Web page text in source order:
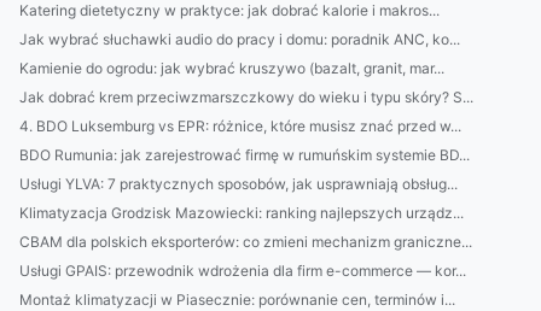
Katering dietetyczny w praktyce: jak dobrać kalorie i makros...
Jak wybrać słuchawki audio do pracy i domu: poradnik ANC, ko...
Kamienie do ogrodu: jak wybrać kruszywo (bazalt, granit, mar...
Jak dobrać krem przeciwzmarszczkowy do wieku i typu skóry? S...
4. BDO Luksemburg vs EPR: różnice, które musisz znać przed w...
BDO Rumunia: jak zarejestrować firmę w rumuńskim systemie BD...
Usługi YLVA: 7 praktycznych sposobów, jak usprawniają obsług...
Klimatyzacja Grodzisk Mazowiecki: ranking najlepszych urządz...
CBAM dla polskich eksporterów: co zmieni mechanizm graniczne...
Usługi GPAIS: przewodnik wdrożenia dla firm e-commerce — kor...
Montaż klimatyzacji w Piasecznie: porównanie cen, terminów i...